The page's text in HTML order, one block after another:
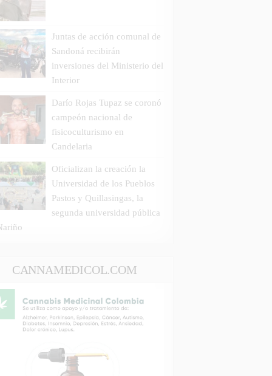
Juntas de acción comunal de
Sandoná recibirán
inversiones del Ministerio del
Interior
Darío Rojas Tupaz se coronó
campeón nacional de
fisicoculturismo en
Candelaria
Oficializan la creación la
Universidad de los Pueblos
Pastos y Quillasingas, la
segunda universidad pública
CANNAMEDICOL.COM